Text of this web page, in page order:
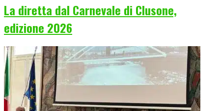
La diretta dal Carnevale di Clusone,
edizione 2026